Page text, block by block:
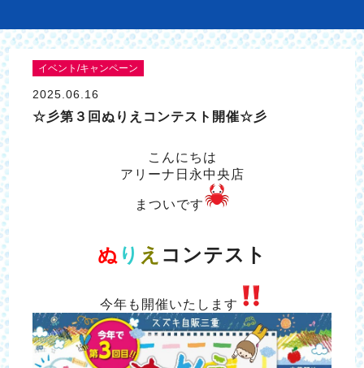
イベント/キャンペーン
2025.06.16
☆彡第３回ぬりえコンテスト開催☆彡
こんにちは
アリーナ日永中央店
まついです
ぬ り え コンテスト
今年も開催いたします